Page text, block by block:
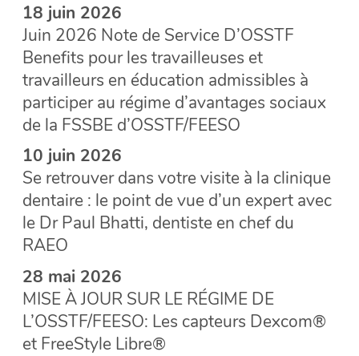
18 juin 2026
Juin 2026 Note de Service D’OSSTF
Benefits pour les travailleuses et
travailleurs en éducation admissibles à
participer au régime d’avantages sociaux
de la FSSBE d’OSSTF/FEESO
10 juin 2026
Se retrouver dans votre visite à la clinique
dentaire : le point de vue d’un expert avec
le Dr Paul Bhatti, dentiste en chef du
RAEO
28 mai 2026
MISE À JOUR SUR LE RÉGIME DE
L’OSSTF/FEESO: Les capteurs Dexcom®
et FreeStyle Libre®